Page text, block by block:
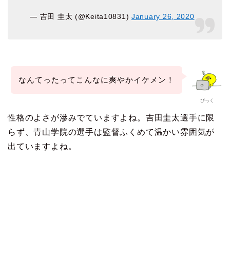
— 吉田 圭太 (@Keita10831)January 26, 2020
ぴっく
なんてったってこんなに爽やかイケメン！
性格のよさが滲みでていますよね。吉田圭太選手に限
らず、青山学院の選手は監督ふくめて温かい雰囲気が
出ていますよね。